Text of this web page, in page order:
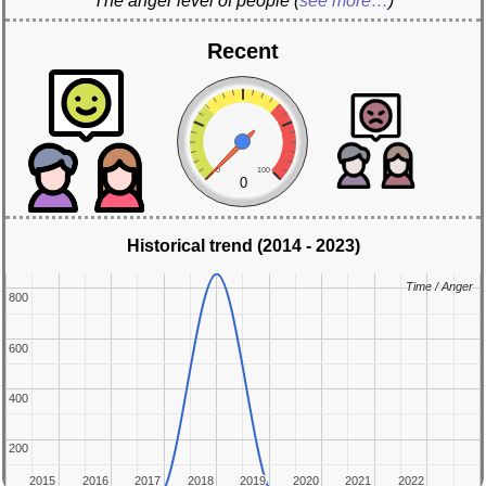
Recent
0 100
0
Historical trend (2014 - 2023)
2015
2015 2016
2016 2017
2017 2018
2018 2019
2019 2020
2020 2021
2021 2022
2022
200
200
400
400
600
600
800
800
Time / Anger
Time / Anger